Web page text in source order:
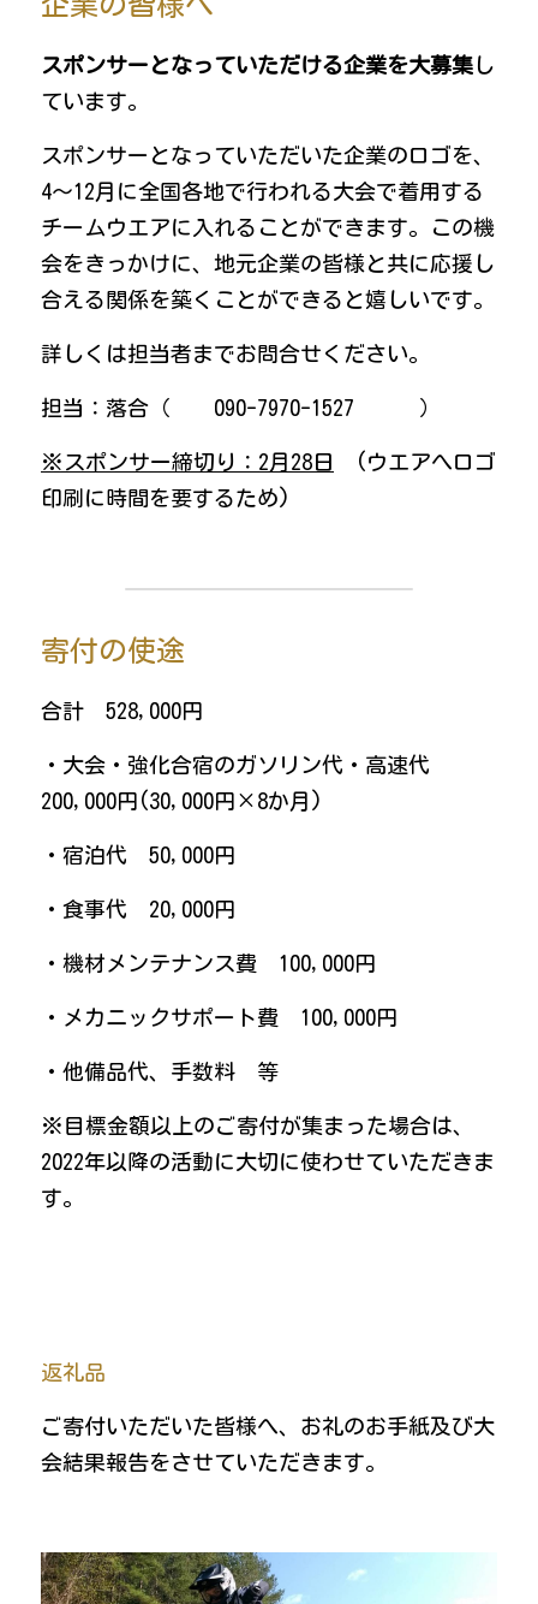
スポンサーとなっていただける企業を大募集 し
ています。
スポンサーとなっていただいた企業のロゴを、
4～12月に全国各地で行われる大会で着用する
チームウエアに入れることができます。この機
会をきっかけに、地元企業の皆様と共に応援し
合える関係を築くことができると嬉しいです。
詳しくは担当者までお問合せください。
担当：落合（　　090-7970-1527　　　）
※スポンサー締切り：2月28日
(ウエアへロゴ
印刷に時間を要するため)
寄付の使途
合計　528,000円
・大会・強化合宿のガソリン代・高速代
200,000円(30,000円×8か月)
・宿泊代　50,000円
・食事代　20,000円
・機材メンテナンス費　100,000円
・メカニックサポート費　100,000円
・他備品代、手数料　等
※目標金額以上のご寄付が集まった場合は、
2022年以降の活動に大切に使わせていただきま
す。
返礼品
ご寄付いただいた皆様へ、お礼のお手紙及び大
会結果報告をさせていただきます。